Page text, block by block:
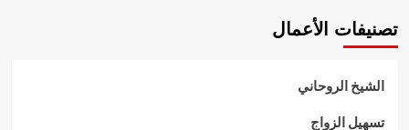
مجربالمقالات
تصنيفات الأعمال
الشيخ الروحاني
تسهيل الزواج